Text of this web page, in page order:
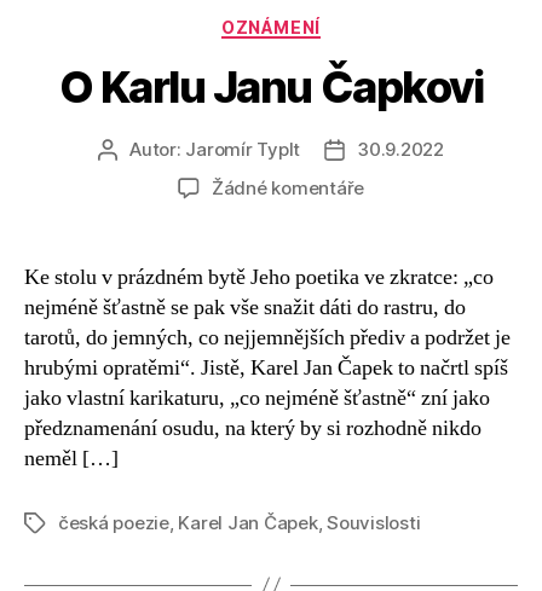
Rubriky
OZNÁMENÍ
O Karlu Janu Čapkovi
Autor
příspěvku
Autor: Jaromír Typlt
Datum
příspěvku
30.9.2022
Žádné komentářeu
názvem
Karlu
Janu
Čapkovi
Ke stolu v prázdném bytě Jeho poetika ve zkratce: „co
nejméně šťastně se pak vše snažit dáti do rastru, do
tarotů, do jemných, co nejjemnějších přediv a podržet je
hrubými opratěmi“. Jistě, Karel Jan Čapek to načrtl spíš
jako vlastní karikaturu, „co nejméně šťastně“ zní jako
předznamenání osudu, na který by si rozhodně nikdo
neměl […]
Štítkyčeská poezie, Karel Jan Čapek,Souvislosti